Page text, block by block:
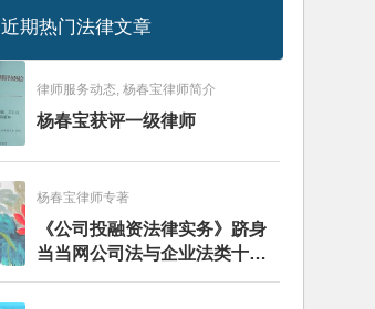
近期热门法律文章
律师服务动态, 杨春宝律师简介
杨春宝获评一级律师
杨春宝律师专著
《公司投融资法律实务》跻身
当当网公司法与企业法类十大
畅销图书榜